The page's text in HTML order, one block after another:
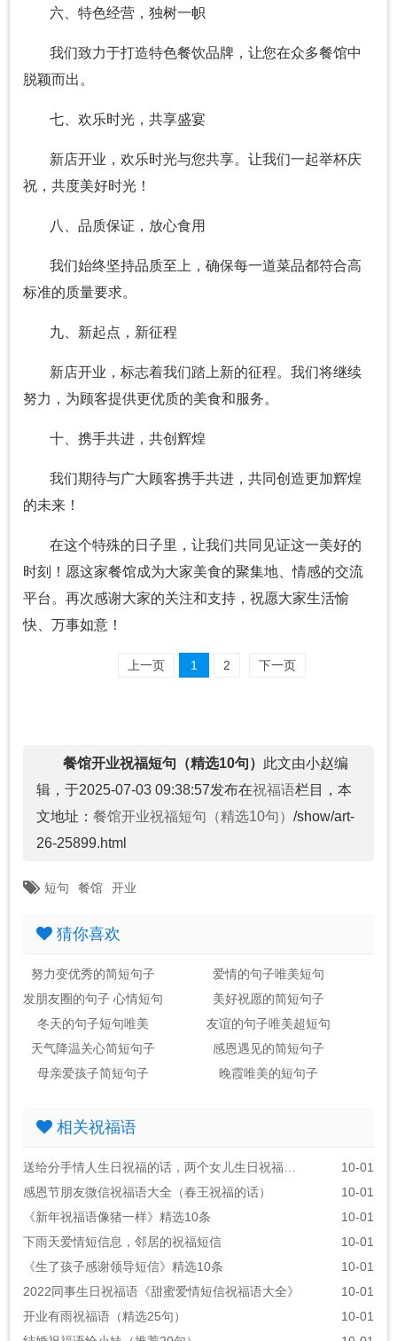
六、特色经营，独树一帜
我们致力于打造特色餐饮品牌，让您在众多餐馆中
脱颖而出。
七、欢乐时光，共享盛宴
新店开业，欢乐时光与您共享。让我们一起举杯庆
祝，共度美好时光！
八、品质保证，放心食用
我们始终坚持品质至上，确保每一道菜品都符合高
标准的质量要求。
九、新起点，新征程
新店开业，标志着我们踏上新的征程。我们将继续
努力，为顾客提供更优质的美食和服务。
十、携手共进，共创辉煌
我们期待与广大顾客携手共进，共同创造更加辉煌
的未来！
在这个特殊的日子里，让我们共同见证这一美好的
时刻！愿这家餐馆成为大家美食的聚集地、情感的交流
平台。再次感谢大家的关注和支持，祝愿大家生活愉
快、万事如意！
上一页 1 2 下一页
餐馆开业祝福短句（精选10句） 此文由小赵编
辑，于2025-07-03 09:38:57发布在祝福语栏目，本
文地址： 餐馆开业祝福短句（精选10句） /show/art-
26-25899.html
短句 餐馆 开业
猜你喜欢
努力变优秀的简短句子
爱情的句子唯美短句
发朋友圈的句子 心情短句
美好祝愿的简短句子
冬天的句子短句唯美
友谊的句子唯美超短句
天气降温关心简短句子
感恩遇见的简短句子
母亲爱孩子简短句子
晚霞唯美的短句子
相关祝福语
送给分手情人生日祝福的话，两个女儿生日祝福语朋友圈
10-01
感恩节朋友微信祝福语大全（春王祝福的话）
10-01
《新年祝福语像猪一样》精选10条
10-01
下雨天爱情短信息，邻居的祝福短信
10-01
《生了孩子感谢领导短信》精选10条
10-01
2022同事生日祝福语《甜蜜爱情短信祝福语大全》
10-01
开业有雨祝福语（精选25句）
10-01